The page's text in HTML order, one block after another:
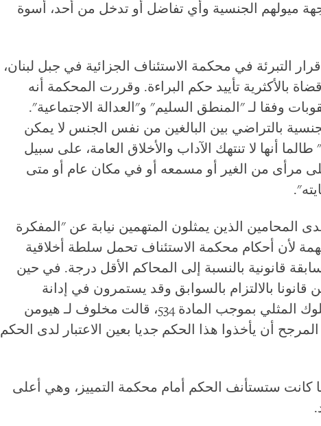
ميولهم الجنسية وأي تفاضل أو تدخل من أحد، أسوة
قرار التبرئة في محكمة الاستئناف الجزائية في جبل لبنان،
حيث قررت هيئة من 3 قضاة بالأكثرية تأييد حكم البراءة. وقررت المحكمة أنه
وفقا لـ "المنطق السليم" و"العدالة الاجتماعية".
بالتراضي بين البالغين من نفس الجنس لا يمكن
طالما أنها لا تنتهك الآداب والأخلاق العامة، على سبيل
مرأى من الغير أو مسمعه أو في مكان عام أو متى
المحامين الذين يمثلون المتهمين نيابة عن "المفكرة
مهمة لأن أحكام محكمة الاستئناف تحمل سلطة أخلاقية
قانونية بالنسبة إلى المحاكم الأقل درجة. في حين
قانونا بالالتزام بالسوابق وقد يستمرون في إدانة
أشخاص لممارسة السلوك المثلي بموجب المادة 534، قالت مخلوف لـ هيومن
أن يأخذوا هذا الحكم جديا بعين الاعتبار لدى الحكم
كانت ستستأنف الحكم أمام محكمة التمييز، وهي أعلى